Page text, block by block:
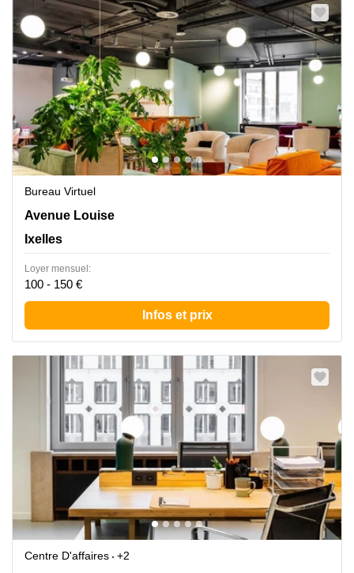
Bureau Virtuel
Avenue Louise 54, Ixelles
Avenue Louise
Ixelles
Loyer mensuel:
100 - 150 €
Infos et prix
Centre D'affaires
+2